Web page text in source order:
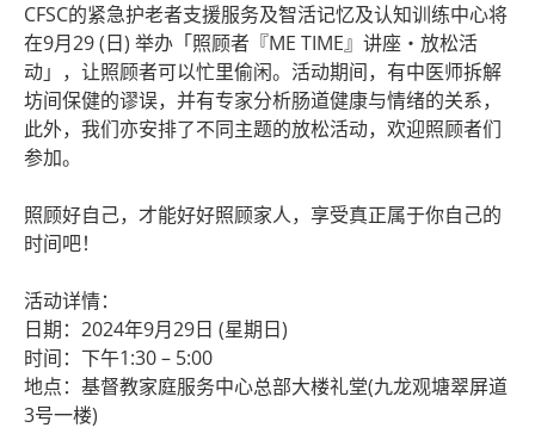
CFSC的紧急护老者支援服务及智活记忆及认知训练中心将
在9月29 (日) 举办「照顾者『ME TIME』讲座・放松活
动」，让照顾者可以忙里偷闲。活动期间，有中医师拆解
坊间保健的谬误，并有专家分析肠道健康与情绪的关系，
此外，我们亦安排了不同主题的放松活动，欢迎照顾者们
参加。
照顾好自己，才能好好照顾家人，享受真正属于你自己的
时间吧！
活动详情：
日期：2024年9月29日 (星期日)
时间：下午1:30 – 5:00
地点：基督教家庭服务中心总部大楼礼堂(九龙观塘翠屏道
3号一楼)